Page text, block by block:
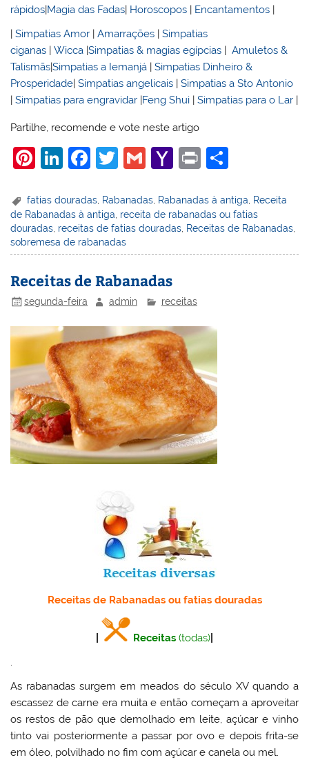
rápidos|Magia das Fadas| Horoscopos | Encantamentos |
|Simpatias Amor |Amarrações |Simpatias
ciganas |Wicca |Simpatias & magias egípcias |Amuletos &
Talismãs|Simpatias a Iemanjá |Simpatias Dinheiro &
Prosperidade |Simpatias angelicais |Simpatias a Sto Antonio
|Simpatias para engravidar Feng Shui |Simpatias para o Lar
Partilhe, recomende e vote neste artigo
Pi
er
e
st
Li
k
e
dI
F
c
e
b
o
k
T
itt
er
G
ai
l
Y
h
o
l
Pr
t
ar
e
fatias douradas Rabanadas Rabanadas à antiga
Receita
de Rabanadas à antiga, receita de rabanadas ou fatias
douradas, receitas de fatias douradas, Receitas de Rabanadas,
sobremesa de rabanadas
Receitas de Rabanadas
segunda-feira admin receitas
Receitas de Rabanadas ou fatias douradas
Receitas (todas)
.
As rabanadas surgem em meados do século XV quando a
escassez de carne era muita e então começam a aproveitar
os restos de pão que demolhado em leite, açúcar e vinho
tinto vai posteriormente a passar por ovo e depois frita-se
em óleo, polvilhado no fim com açúcar e canela ou mel.